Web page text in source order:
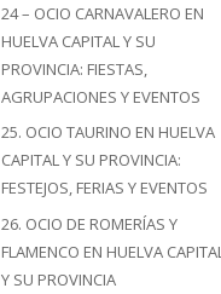
24 – OCIO CARNAVALERO EN
HUELVA CAPITAL Y SU
PROVINCIA: FIESTAS,
AGRUPACIONES Y EVENTOS
25. OCIO TAURINO EN HUELVA
CAPITAL Y SU PROVINCIA:
FESTEJOS, FERIAS Y EVENTOS
26. OCIO DE ROMERÍAS Y
FLAMENCO EN HUELVA CAPITAL
Y SU PROVINCIA